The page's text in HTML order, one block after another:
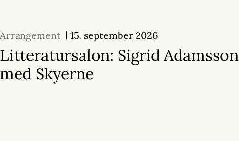
Arrangement 15. september 2026
Litteratursalon: Sigrid Adamsson
med Skyerne